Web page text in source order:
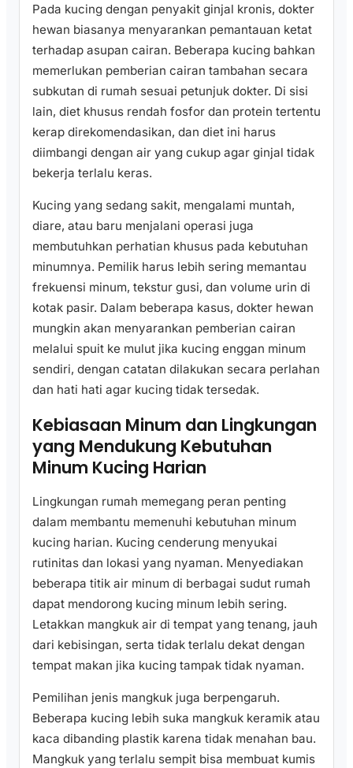
Pada kucing dengan penyakit ginjal kronis, dokter
hewan biasanya menyarankan pemantauan ketat
terhadap asupan cairan. Beberapa kucing bahkan
memerlukan pemberian cairan tambahan secara
subkutan di rumah sesuai petunjuk dokter. Di sisi
lain, diet khusus rendah fosfor dan protein tertentu
kerap direkomendasikan, dan diet ini harus
diimbangi dengan air yang cukup agar ginjal tidak
bekerja terlalu keras.
Kucing yang sedang sakit, mengalami muntah,
diare, atau baru menjalani operasi juga
membutuhkan perhatian khusus pada kebutuhan
minumnya. Pemilik harus lebih sering memantau
frekuensi minum, tekstur gusi, dan volume urin di
kotak pasir. Dalam beberapa kasus, dokter hewan
mungkin akan menyarankan pemberian cairan
melalui spuit ke mulut jika kucing enggan minum
sendiri, dengan catatan dilakukan secara perlahan
dan hati hati agar kucing tidak tersedak.
Kebiasaan Minum dan Lingkungan
yang Mendukung Kebutuhan
Minum Kucing Harian
Lingkungan rumah memegang peran penting
dalam membantu memenuhi kebutuhan minum
kucing harian. Kucing cenderung menyukai
rutinitas dan lokasi yang nyaman. Menyediakan
beberapa titik air minum di berbagai sudut rumah
dapat mendorong kucing minum lebih sering.
Letakkan mangkuk air di tempat yang tenang, jauh
dari kebisingan, serta tidak terlalu dekat dengan
tempat makan jika kucing tampak tidak nyaman.
Pemilihan jenis mangkuk juga berpengaruh.
Beberapa kucing lebih suka mangkuk keramik atau
kaca dibanding plastik karena tidak menahan bau.
Mangkuk yang terlalu sempit bisa membuat kumis